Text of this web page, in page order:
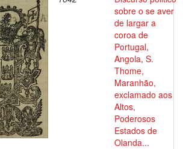
sobre o se aver
de largar a
coroa de
Portugal,
Angola, S.
Thome,
Maranhão,
exclamado aos
Altos,
Poderosos
Estados de
Olanda...